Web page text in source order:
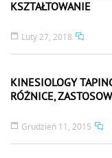
KSZTAŁTOWANIE
Luty 27, 2018
KINESIOLOGY
RÓŻNICE,
Grudzień 11, 2015